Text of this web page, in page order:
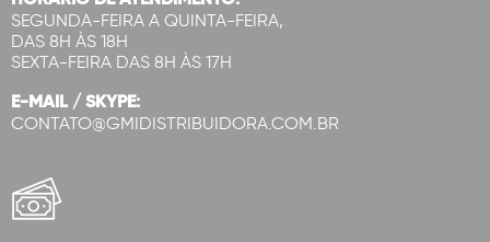
SEGUNDA-FEIRA A QUINTA-FEIRA,
DAS 8H ÀS 18H
SEXTA-FEIRA DAS 8H ÀS 17H
E-MAIL / SKYPE:
CONTATO@GMIDISTRIBUIDORA.COM.BR